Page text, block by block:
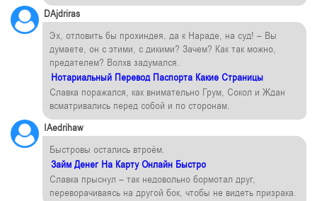
DAjdriras
Эх, отловить бы прохиндея, да к Нараде, на суд! – Вы
думаете, он с этими, с дикими? Зачем? Как так можно,
предателем? Волхв задумался.
Нотариальный Перевод Паспорта Какие Страницы
Славка поражался, как внимательно Грум, Сокол и Ждан
всматривались перед собой и по сторонам.
IAedrihaw
Быстровы остались втроём.
Займ Денег На Карту Онлайн Быстро
Славка прыснул – так недовольно бормотал друг,
переворачиваясь на другой бок, чтобы не видеть призрака.